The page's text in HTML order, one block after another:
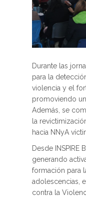
Durante las
para la
violencia y el
promoviendo
Además, se
la
hacia NNyA
Desde INSPIRE
generando
formación para
adolescencias,
contra la